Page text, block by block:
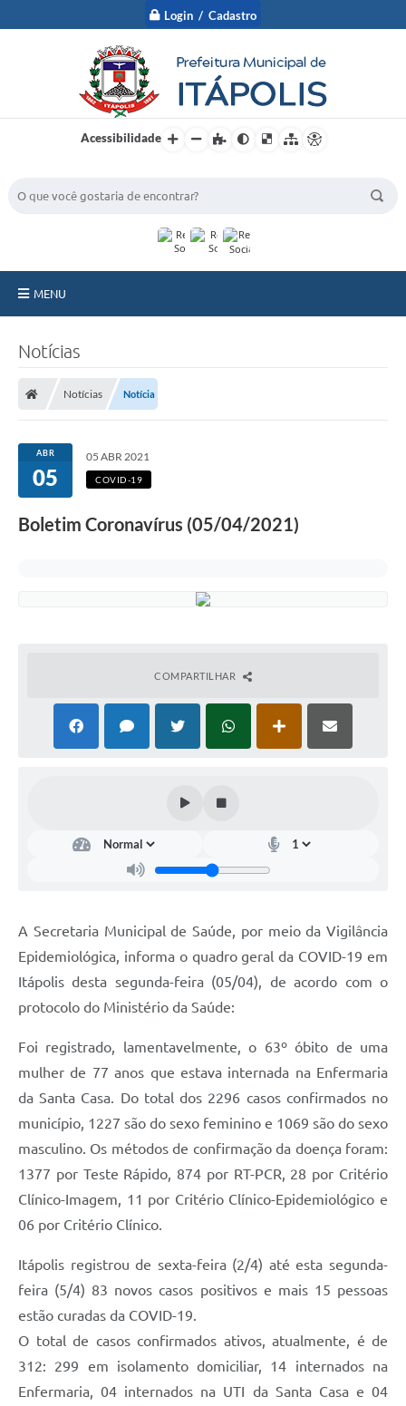
Login / Cadastro
Acessibilidade
MENU
Serviços Online
Carta de Serviços
Planos de Tecnologia da Informação e Comunicação
Itinerário do Transporte Público de Itápolis
Gasoduto (Gás Natural)
Feriados Municipais
Bairros Rurais
História
Galeria de Fotos
Ouvidoria Municipal
Audiências Públicas
Carta de Serviços
Notícias
Turismo
Projetos
Contas Públicas
Notícias
Notícias Notícia
ABR
05
05 ABR 2021
COVID-19
Boletim Coronavírus (05/04/2021)
COMPARTILHAR
A Secretaria Municipal de Saúde, por meio da Vigilância
Epidemiológica, informa o quadro geral da COVID-19 em
Itápolis desta segunda-feira (05/04), de acordo com o
protocolo do Ministério da Saúde:
Foi registrado, lamentavelmente, o 63º óbito de uma
mulher de 77 anos que estava internada na Enfermaria
da Santa Casa. Do total dos 2296 casos confirmados no
município, 1227 são do sexo feminino e 1069 são do sexo
masculino. Os métodos de confirmação da doença foram:
1377 por Teste Rápido, 874 por RT-PCR, 28 por Critério
Clínico-Imagem, 11 por Critério Clínico-Epidemiológico e
06 por Critério Clínico.
Itápolis registrou de sexta-feira (2/4) até esta segunda-
feira (5/4) 83 novos casos positivos e mais 15 pessoas
estão curadas da COVID-19.
O total de casos confirmados ativos, atualmente, é de
312: 299 em isolamento domiciliar, 14 internados na
Enfermaria, 04 internados na UTI da Santa Casa e 04